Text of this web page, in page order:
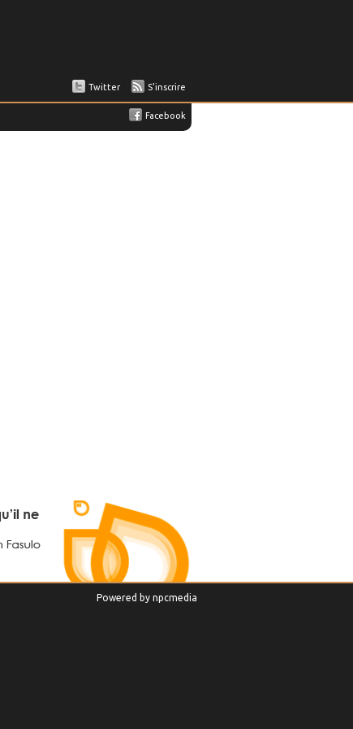
S'inscrire
Twitter
Facebook
Powered by npcmedia